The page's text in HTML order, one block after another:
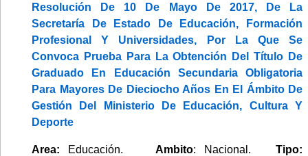
Resolución De 10 De Mayo De 2017, De La
Secretaría De Estado De Educación, Formación
Profesional Y Universidades, Por La Que Se
Convoca Prueba Para La Obtención Del Título De
Graduado En Educación Secundaria Obligatoria
Para Mayores De Dieciocho Años En El Ámbito De
Gestión Del Ministerio De Educación, Cultura Y
Deporte
Area: Educación.Ambito: Nacional.Tipo: